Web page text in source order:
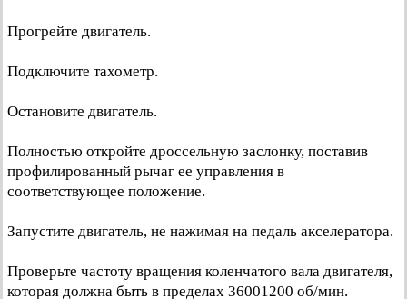
Прогрейте двигатель.
Подключите тахометр.
Остановите двигатель.
Полностью откройте дроссельную заслонку, поставив
профилированный рычаг ее управления в
соответствующее положение.
Запустите двигатель, не нажимая на педаль акселератора.
Проверьте частоту вращения коленчатого вала двигателя,
которая должна быть в пределах 36001200 об/мин.